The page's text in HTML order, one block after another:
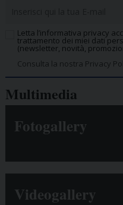
Letta l’informativa privacy
trattamento dei miei dati
(newsletter, novità,
Consulta la nostra Privacy
Multimedia
Fotogallery
Videogallery